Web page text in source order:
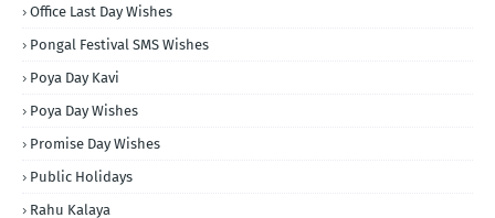
Office Last Day Wishes
Pongal Festival SMS Wishes
Poya Day Kavi
Poya Day Wishes
Promise Day Wishes
Public Holidays
Rahu Kalaya